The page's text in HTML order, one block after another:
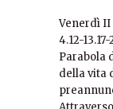
Venerdì II
4.12-
Parabola
della vita